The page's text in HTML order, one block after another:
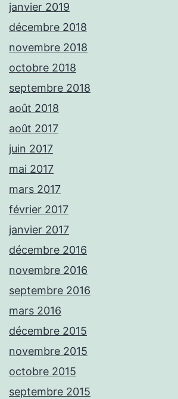
janvier 2019
décembre 2018
novembre 2018
octobre 2018
septembre 2018
août 2018
août 2017
juin 2017
mai 2017
mars 2017
février 2017
janvier 2017
décembre 2016
novembre 2016
septembre 2016
mars 2016
décembre 2015
novembre 2015
octobre 2015
septembre 2015